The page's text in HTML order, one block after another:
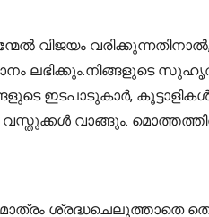
വിജയം
ലഭിക്കും.നിങ്ങളുടെ
ഇടപാടുകാർ,
വാങ്ങും.
മാത്രം ശ്രദ്ധചെലുത്താതെ